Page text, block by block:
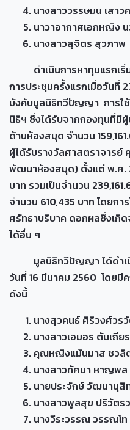
นางสาววรรษมน เสาว
นาวาอากาศเอกหญิง
นางสาวสุจิตร สุวภาพ
ดำเนินการหาทุนแรกเริ่ม
การประชุมครั้งแรกเมื่อวันที่
บังคับมูลนิธิทวีปัญญา การใ
นิธิฯ ซึ่งได้รับจากกองทุนที่มี
ด้านห้องสมุด จำนวน
ผู้ได้รับรางวัลศาสตราจาร
พัฒนาห้องสมุด) ตั้งแต่ พ.ศ.
บาท รวมเป็นจำนวน
จำนวน 610,435 บาท โดยก
ศรัทธาบริบาค ดอกผลซึ่งเกิ
ได้อื่น ๆ
มูลนิธิทวีปัญญา ได้ดำเนิน
วันที่ 16 มีนาคม 2560 โดยมี
ดังนี้
นางสุวคนธ์ ศิริวงศ์วร
นางสาวเอมอร ตันเถีย
คุณหญิงแม้นมาส ชวลิ
นางสาวทัศนา หาญพล
นายประจักษ์ วัฒนานุสิ
นางสาวพูลสุข ปริวัตร
นางวีระวรรณ วรรณโ